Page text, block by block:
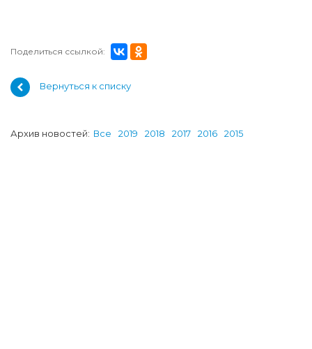
Поделиться ссылкой:
Вернуться к списку
Архив новостей: Все 2019 2018 2017 2016 2015